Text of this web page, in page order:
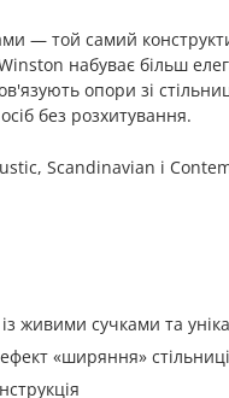
— той самий
набуває більш
опори зі
без розхитування.
Scandinavian і
живими сучками та
«ширяння» стільниці